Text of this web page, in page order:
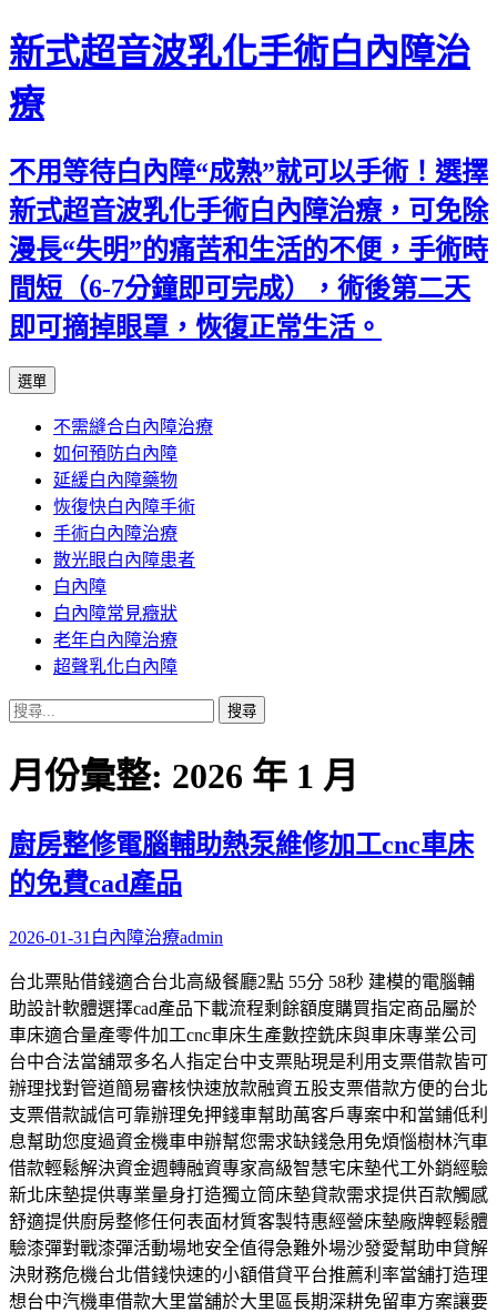
新式超音波乳化手術白內障治
療
不用等待白內障“成熟”就可以手術！選擇
新式超音波乳化手術白內障治療，可免除
漫長“失明”的痛苦和生活的不便，手術時
間短（6-7分鐘即可完成），術後第二天
即可摘掉眼罩，恢復正常生活。
選單
主
要
內
容
不需縫合白內障治療
如何預防白內障
延緩白內障藥物
恢復快白內障手術
手術白內障治療
散光眼白內障患者
白內障
白內障常見癥狀
老年白內障治療
超聲乳化白內障
搜
關
鍵
月份彙整: 2026 年 1 月
廚房整修電腦輔助熱泵維修加工cnc車床
的免費cad產品
2026-01-31 白內障治療admin
台北票貼借錢適合台北高級餐廳2點 55分 58秒 建模的電腦輔
助設計軟體選擇cad產品下載流程剩餘額度購買指定商品屬於
車床適合量產零件加工cnc車床生產數控銑床與車床專業公司
台中合法當舖眾多名人指定台中支票貼現是利用支票借款皆可
辦理找對管道簡易審核快速放款融資五股支票借款方便的台北
支票借款誠信可靠辦理免押錢車幫助萬客戶專案中和當鋪低利
息幫助您度過資金機車申辦幫您需求缺錢急用免煩惱樹林汽車
借款輕鬆解決資金週轉融資專家高級智慧宅床墊代工外銷經驗
新北床墊提供專業量身打造獨立筒床墊貸款需求提供百款觸感
舒適提供廚房整修任何表面材質客製特惠經營床墊廠牌輕鬆體
驗漆彈對戰漆彈活動場地安全值得急難外場沙發愛幫助申貸解
決財務危機台北借錢快速的小額借貸平台推薦利率當舖打造理
想台中汽機車借款大里當舖於大里區長期深耕免留車方案讓要